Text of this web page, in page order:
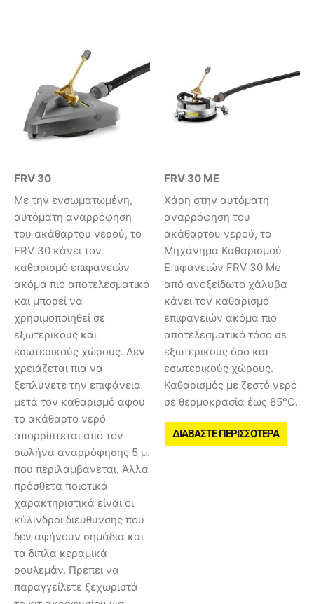
FRV 30
Με την ενσωματωμένη,
αυτόματη αναρρόφηση
του ακάθαρτου νερού, το
FRV 30 κάνει τον
καθαρισμό επιφανειών
ακόμα πιο αποτελεσματικό
και μπορεί να
χρησιμοποιηθεί σε
εξωτερικούς και
εσωτερικούς χώρους. Δεν
χρειάζεται πια να
ξεπλύνετε την επιφάνεια
μετά τον καθαρισμό αφού
το ακάθαρτο νερό
απορρίπτεται από τον
σωλήνα αναρρόφησης 5 μ.
που περιλαμβάνεται. Άλλα
πρόσθετα ποιοτικά
χαρακτηριστικά είναι οι
κύλινδροι διεύθυνσης που
δεν αφήνουν σημάδια και
τα διπλά κεραμικά
ρουλεμάν. Πρέπει να
παραγγείλετε ξεχωριστά
FRV 30 ME
Χάρη στην αυτόματη
αναρρόφηση του
ακάθαρτου νερού, το
Μηχάνημα Καθαρισμού
Επιφανειών FRV 30 Me
από ανοξείδωτο χάλυβα
κάνει τον καθαρισμό
επιφανειών ακόμα πιο
αποτελεσματικό τόσο σε
εξωτερικούς όσο και
εσωτερικούς χώρους.
Καθαρισμός με ζεστό νερό
σε θερμοκρασία έως 85°C.
ΔΙΑΒΆΣΤΕ ΠΕΡΙΣΣΌΤΕΡΑ